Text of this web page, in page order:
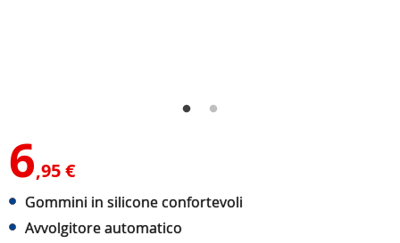
6,95 €
Gommini in silicone confortevoli
Avvolgitore automatico